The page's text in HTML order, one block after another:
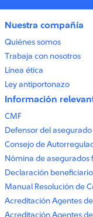
Nuestra compañía
Quiénes somos
Trabaja con nosotros
Línea ética
Ley antiportonazo
Información
CMF
Defensor del asegurado
Consejo de
Nómina de asegurados
Declaración
Manual Resolución de
Acreditación Agentes
Acreditación Agentes